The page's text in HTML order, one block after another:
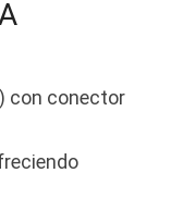
con conector